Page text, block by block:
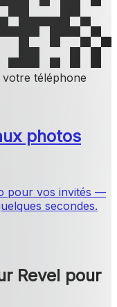
votre téléphone
photos
pour vos invités —
secondes.
Revel pour